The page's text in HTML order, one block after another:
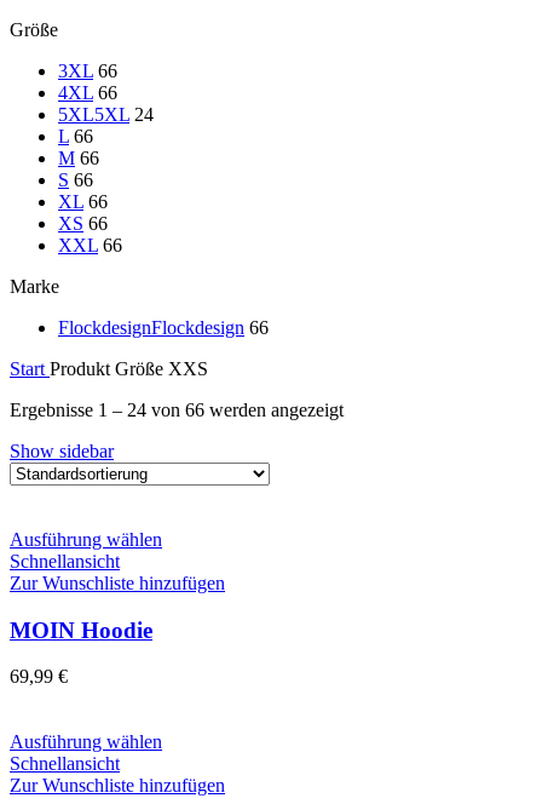
Größe
3XL 66
4XL 66
5XL5XL 24
L 66
M 66
S 66
XL 66
XS 66
XXL 66
Marke
FlockdesignFlockdesign 66
Start Produkt Größe XXS
Ergebnisse 1 – 24 von 66 werden angezeigt
Show sidebar
Ausführung wählen
weist
der
Produktseite
gewählt
Schnellansicht
Zur Wunschliste hinzufügen
MOIN Hoodie
69,99 €
Ausführung wählen
weist
Schnellansicht
Zur Wunschliste hinzufügen